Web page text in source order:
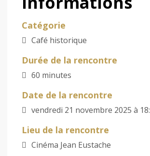
Catégorie
Café historique
Durée de la rencontre
60 minutes
Date de la rencontre
vendredi 21 novembre 2025 à
Lieu de la rencontre
Cinéma Jean Eustache